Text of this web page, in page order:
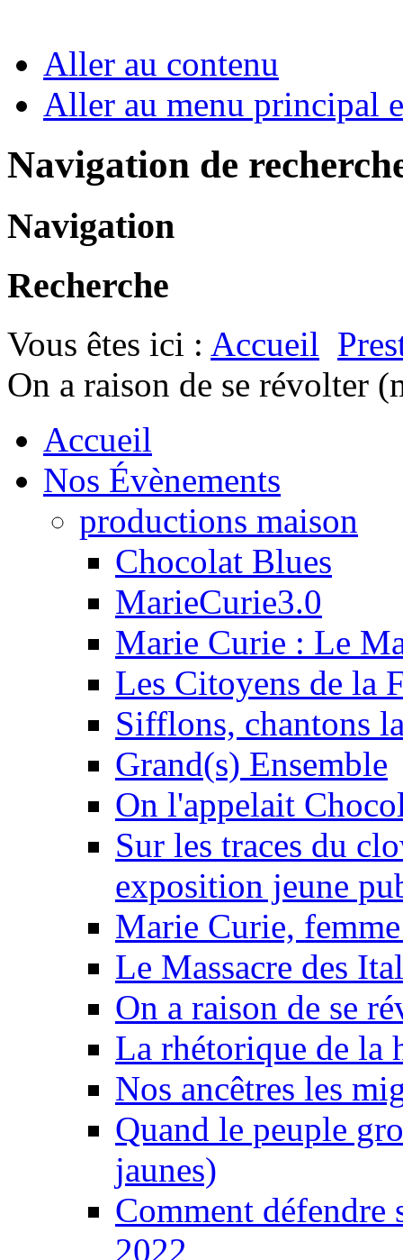
Aller au contenu
Aller au menu principal
Navigation de
Navigation
Recherche
Vous êtes ici : Accueil
On a raison de se révolter
Accueil
Nos Évènements
productions maison
Chocolat Blues
MarieCurie3.0
Marie Curie : Le
Les Citoyens de la
Sifflons, chantons
Grand(s) Ensemble
On l'appelait
Sur les traces du
exposition jeune
Marie Curie,
Le Massacre des
On a raison de se
La rhétorique de la
Nos ancêtres les
Quand le peuple
jaunes)
Comment défendre
2022